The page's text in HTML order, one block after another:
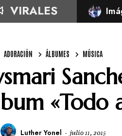
VIRALES
ADORACIÓN ÁLBUMES MÚSICA
«Todo
Luther Yonel - julio 11, 2015